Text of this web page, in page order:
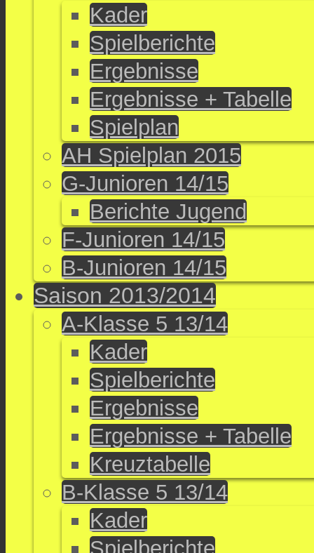
Kader
Spielberichte
Ergebnisse
Ergebnisse + Tabelle
Spielplan
AH Spielplan 2015
G-Junioren 14/15
Berichte Jugend
F-Junioren 14/15
B-Junioren 14/15
Saison 2013/2014
A-Klasse 5 13/14
Kader
Spielberichte
Ergebnisse
Ergebnisse + Tabelle
Kreuztabelle
B-Klasse 5 13/14
Kader
Spielberichte